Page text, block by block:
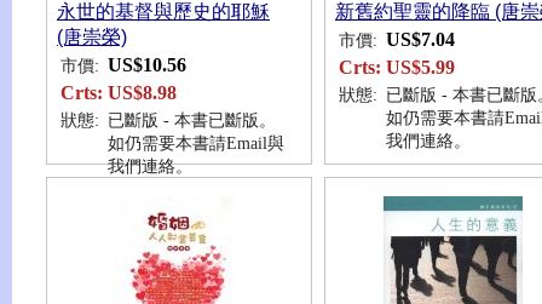
永世的基督與歷史的耶穌
(唐崇榮)
市價: US$10.56
Crts: US$8.98
狀態: 已斷版 - 本書已斷版。
如仍需要本書請Email與
我們連絡。
新舊約聖靈的降臨 (唐
市價: US$7.04
Crts: US$5.99
狀態: 已斷版 - 本書已斷版
如仍需要本書請
我們連絡。